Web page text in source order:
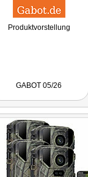
Produktvorstellung
GABOT 05/26